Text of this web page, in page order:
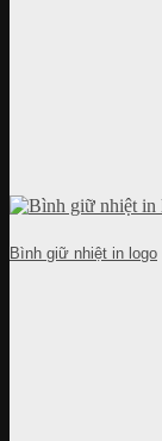
Bình giữ nhiệt in logo